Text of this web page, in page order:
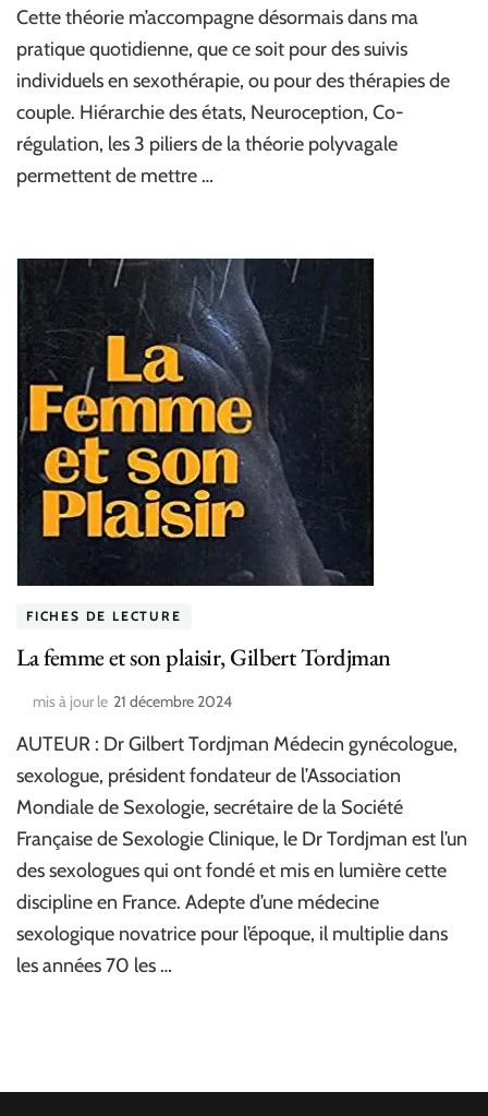
Cette théorie m’accompagne désormais dans ma
pratique quotidienne, que ce soit pour des suivis
individuels en sexothérapie, ou pour des thérapies de
couple. Hiérarchie des états, Neuroception, Co-
régulation, les 3 piliers de la théorie polyvagale
permettent de mettre …
FICHES DE LECTURE
La femme et son plaisir, Gilbert Tordjman
mis à jour le 21 décembre 2024
AUTEUR : Dr Gilbert Tordjman Médecin gynécologue,
sexologue, président fondateur de l’Association
Mondiale de Sexologie, secrétaire de la Société
Française de Sexologie Clinique, le Dr Tordjman est l’un
des sexologues qui ont fondé et mis en lumière cette
discipline en France. Adepte d’une médecine
sexologique novatrice pour l’époque, il multiplie dans
les années 70 les …